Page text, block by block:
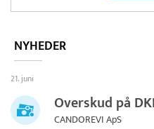
NYHEDER
21. juni
Overskud på
CANDOREVI ApS